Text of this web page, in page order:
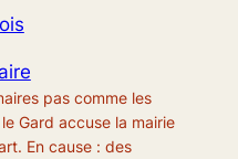
pas comme les
Gard accuse la mairie
En cause : des